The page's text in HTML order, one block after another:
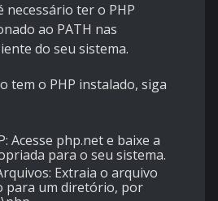
necessário ter o PHP
ao PATH nas
do seu sistema.
tem o PHP instalado, siga
Acesse php.net e baixe a
para o seu sistema.
Extraia o arquivo
para um diretório, por